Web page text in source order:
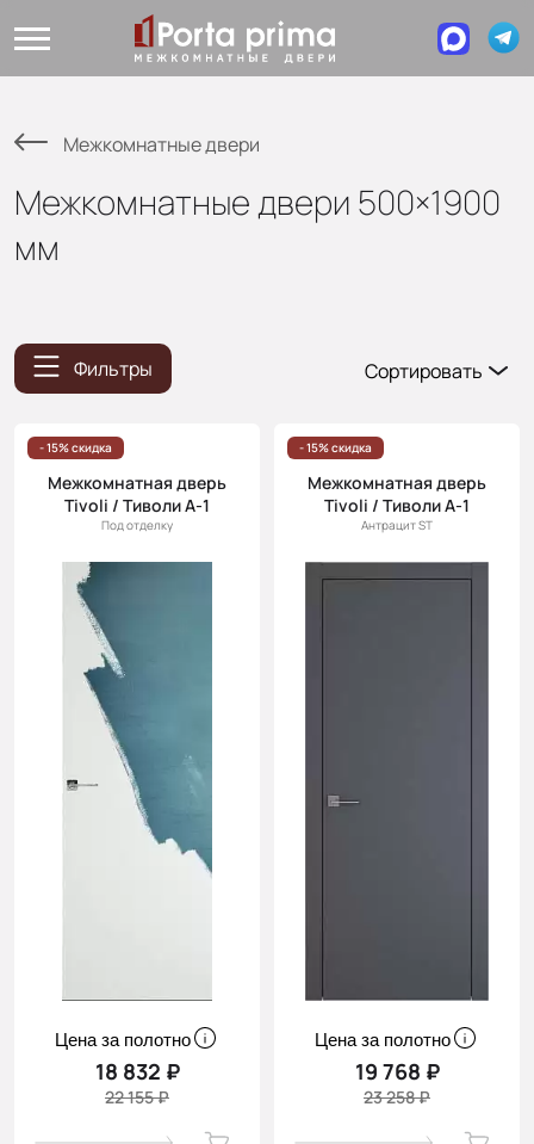
Межкомнатные двери
Межкомнатные двери 500×1900
мм
Фильтры
Сортировать
Цена
(возр.)
Цена (убыв.)
новинки
- 15% скидка
Межкомнатная дверь
Tivoli / Тиволи А-1
Под отделку
Цена за полотно
18 832 ₽
22 155 ₽
- 15% скидка
Межкомнатная дверь
Tivoli / Тиволи А-1
Антрацит ST
Цена за полотно
19 768 ₽
23 258 ₽